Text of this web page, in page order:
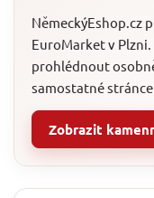
NěmeckýEshop.cz
EuroMarket v
prohlédnout
samostatné
Zobrazit